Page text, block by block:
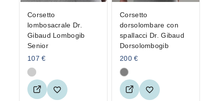
Corsetto
lombosacrale Dr.
Gibaud Lombogib
Senior
107€
Corsetto
dorsolombare con
spallacci Dr. Gibaud
Dorsolombogib
200€